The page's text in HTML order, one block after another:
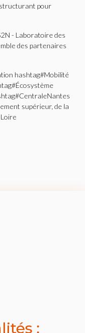
structurant pour
- Laboratoire des
des partenaires
hashtag#Mobilité
supérieur, de la
: